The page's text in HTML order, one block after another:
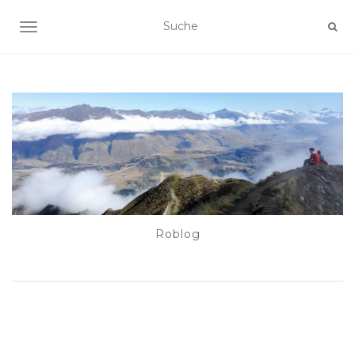
NAVIGATION EIN-/AUSSCHALTEN
Roblog